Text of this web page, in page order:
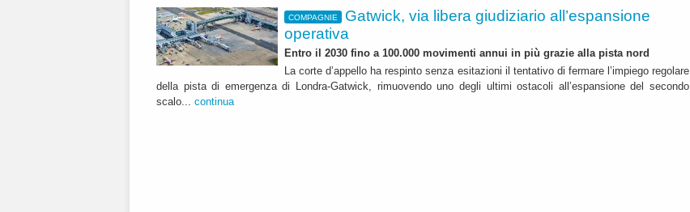
COMPAGNIE
Gatwick, via libera giudiziario all’espansione
operativa
Entro il 2030 fino a 100.000 movimenti annui in più grazie alla pista nord
La corte d’appello ha respinto senza esitazioni il tentativo di fermare l’impiego regolare
della pista di emergenza di Londra-Gatwick, rimuovendo uno degli ultimi ostacoli all’espansione del secondo
scalo... continua